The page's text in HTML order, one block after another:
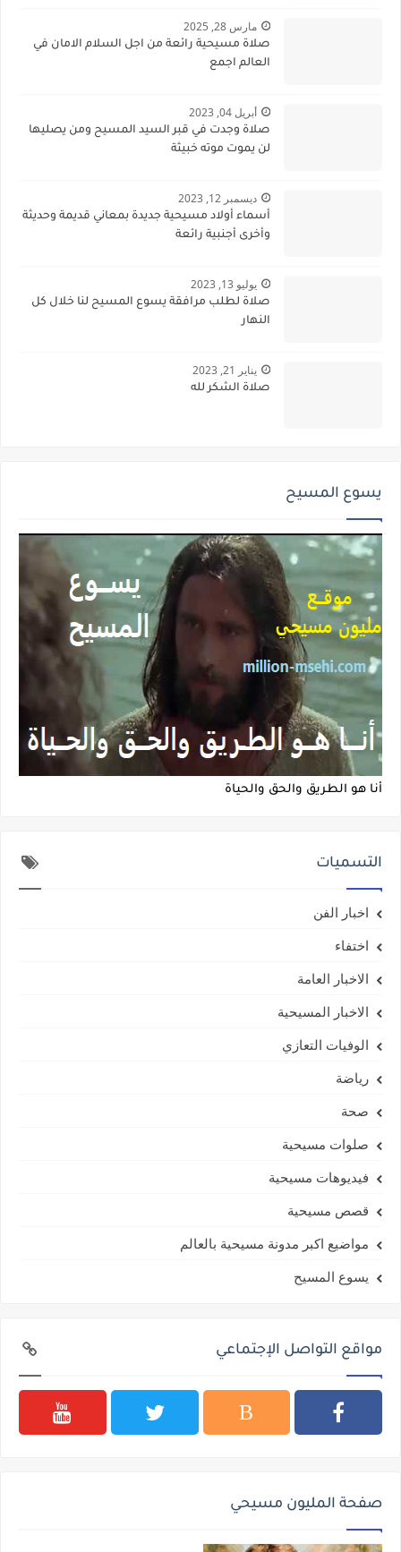
مارس 28, 2025
صلاة مسيحية رائعة من اجل السلام الامان في
العالم اجمع
أبريل 04, 2023
صلاة وجدت في قبر السيد المسيح ومن يصليها
لن يموت موته خبيثة
ديسمبر 12, 2023
أسماء أولاد مسيحية جديدة بمعاني قديمة وحديثة
وأخرى أجنبية رائعة
يوليو 13, 2023
صلاة لطلب مرافقة يسوع المسيح لنا خلال كل
النهار
يناير 21, 2023
صلاة الشكر لله
يسوع المسيح
أنا هو الطريق والحق والحياة
التسميات
اخبار الفن
اختفاء
الاخبار العامة
الاخبار المسيحية
الوفيات التعازي
رياضة
صحة
صلوات مسيحية
فيديوهات مسيحية
قصص مسيحية
مواضيع اكبر مدونة مسيحية بالعالم
يسوع المسيح
مواقع التواصل الإجتماعي
صفحة المليون مسيحي